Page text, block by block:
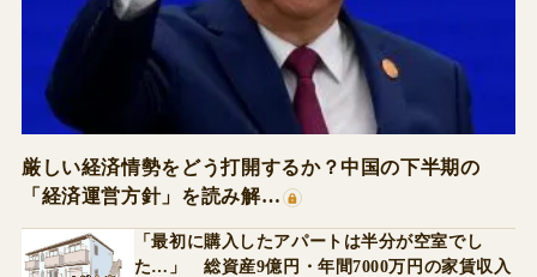
厳しい経済情勢をどう打開するか？中国の下半期の
「経済運営方針」を読み解…
「最初に購入したアパートは半分が空室でし
た…」 総資産9億円・年間7000万円の家賃収入